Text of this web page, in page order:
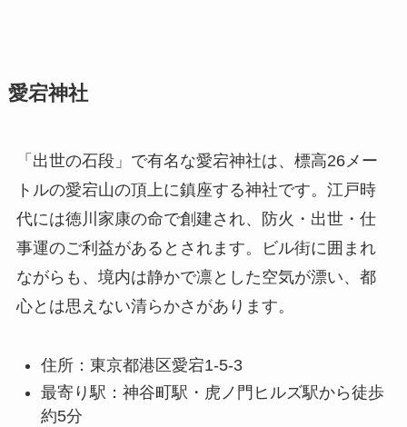
愛宕神社
「出世の石段」で有名な愛宕神社は、標高26メー
トルの愛宕山の頂上に鎮座する神社です。江戸時
代には徳川家康の命で創建され、防火・出世・仕
事運のご利益があるとされます。ビル街に囲まれ
ながらも、境内は静かで凛とした空気が漂い、都
心とは思えない清らかさがあります。
住所：東京都港区愛宕1-5-3
最寄り駅：神谷町駅・虎ノ門ヒルズ駅から徒歩
約5分